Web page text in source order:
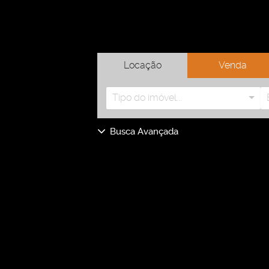
Locação Venda
Tipo do imóvel...
Busca Avançada